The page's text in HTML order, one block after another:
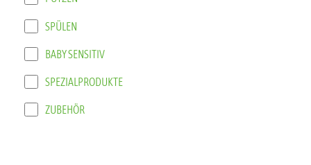
SPÜLEN
BABY SENSITIV
SPEZIALPRODUKTE
ZUBEHÖR